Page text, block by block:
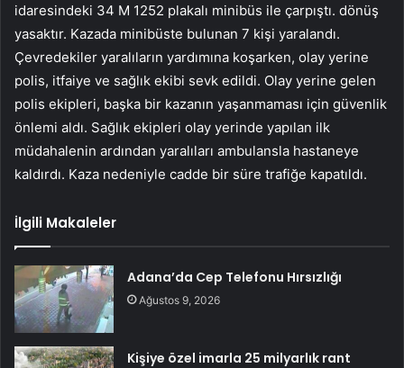
idaresindeki 34 M 1252 plakalı minibüs ile çarpıştı. dönüş
yasaktır. Kazada minibüste bulunan 7 kişi yaralandı.
Çevredekiler yaralıların yardımına koşarken, olay yerine
polis, itfaiye ve sağlık ekibi sevk edildi. Olay yerine gelen
polis ekipleri, başka bir kazanın yaşanmaması için güvenlik
önlemi aldı. Sağlık ekipleri olay yerinde yapılan ilk
müdahalenin ardından yaralıları ambulansla hastaneye
kaldırdı. Kaza nedeniyle cadde bir süre trafiğe kapatıldı.
İlgili Makaleler
Adana’da Cep Telefonu Hırsızlığı
Ağustos 9, 2026
Kişiye özel imarla 25 milyarlık rant